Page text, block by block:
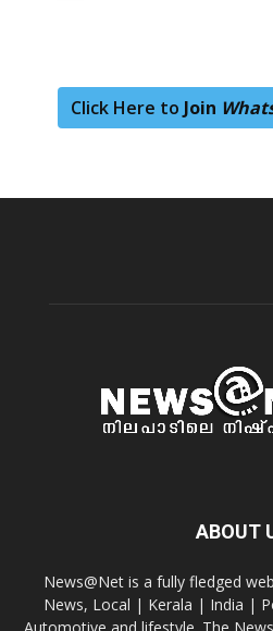
Click Here to Join
ABOUT
News@Net is a fully fledged
News, Local | Kerala | India |